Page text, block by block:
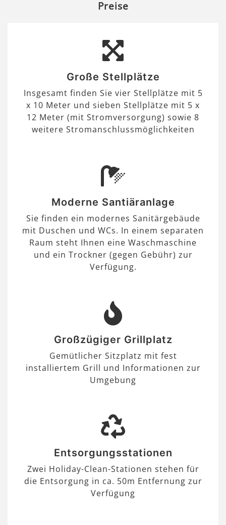
Preise
Große Stellplätze
Insgesamt finden Sie vier Stellplätze mit 5
x 10 Meter und sieben Stellplätze mit 5 x
12 Meter (mit Stromversorgung) sowie 8
weitere Stromanschlussmöglichkeiten
Moderne Santiäranlage
Sie finden ein modernes Sanitärgebäude
mit Duschen und WCs. In einem separaten
Raum steht Ihnen eine Waschmaschine
und ein Trockner (gegen Gebühr) zur
Verfügung.
Großzügiger Grillplatz
Gemütlicher Sitzplatz mit fest
installiertem Grill und Informationen zur
Umgebung
Entsorgungsstationen
Zwei Holiday-Clean-Stationen stehen für
die Entsorgung in ca. 50m Entfernung zur
Verfügung